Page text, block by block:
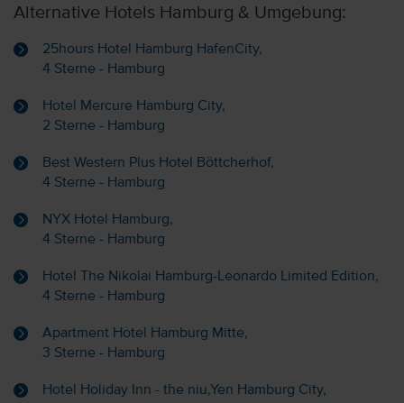
Alternative Hotels Hamburg & Umgebung:
25hours Hotel Hamburg HafenCity,
4 Sterne - Hamburg
Hotel Mercure Hamburg City,
2 Sterne - Hamburg
Best Western Plus Hotel Böttcherhof,
4 Sterne - Hamburg
NYX Hotel Hamburg,
4 Sterne - Hamburg
Hotel The Nikolai Hamburg-Leonardo Limited Edition,
4 Sterne - Hamburg
Apartment Hotel Hamburg Mitte,
3 Sterne - Hamburg
Hotel Holiday Inn - the niu,Yen Hamburg City,